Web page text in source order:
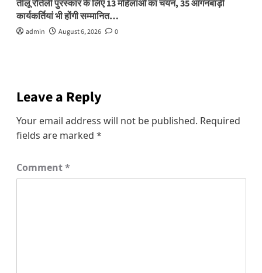
तीलू रौतेली पुरस्कार के लिए 13 महिलाओं का चयन, 35 आंगनबाड़ी
कार्यकर्तियां भी होंगी सम्मानित…
admin August 6, 2026 0
Leave a Reply
Your email address will not be published. Required
fields are marked *
Comment*